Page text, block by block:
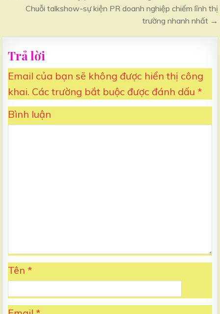
hướngChuỗi talkshow-sự kiện PR doanh nghiệp chiếm lĩnh thị
trường nhanh nhất →
Trả lời
Email của bạn sẽ không được hiển thị công
khai. Các trường bắt buộc được đánh dấu *
Bình luận
Tên *